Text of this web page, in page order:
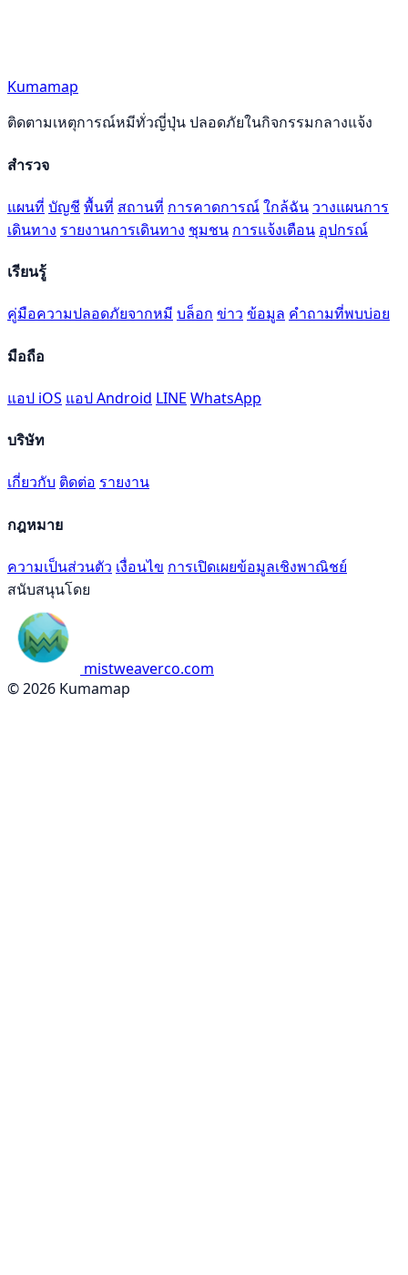
Kumamap
ติดตามเหตุการณ์หมีทั่วญี่ปุ่น ปลอดภัยในกิจกรรมกลางแจ้ง
สำรวจ
แผนที่ บัญชี พื้นที่ สถานที่ การคาดการณ์ใกล้ฉัน วางแผนการ
เดินทาง รายงานการเดินทาง ชุมชน การแจ้งเตือน อุปกรณ์
เรียนรู้
คู่มือความปลอดภัยจากหมี บล็อก ข่าว ข้อมูล คำถามที่พบบ่อย
มือถือ
แอป iOS แอป Android LINE WhatsApp
บริษัท
เกี่ยวกับ ติดต่อ รายงาน
กฎหมาย
ความเป็นส่วนตัว เงื่อนไข การเปิดเผยข้อมูลเชิงพาณิชย์
สนับสนุนโดย
mistweaverco.com
© 2026 Kumamap